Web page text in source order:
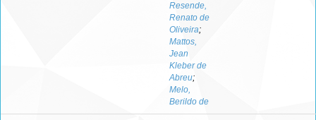
Resende,
Renato de
Oliveira;
Mattos,
Jean
Kleber de
Abreu;
Melo,
Berildo de